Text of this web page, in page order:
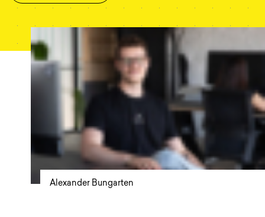
Alexander Bungarten